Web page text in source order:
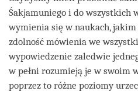
Śakjamuniego i do wszystkich
wymienia się w naukach,
zdolność mówienia we
wypowiedzenie zaledwie
w pełni rozumieją je w swoim
poprzez to różne poziomy